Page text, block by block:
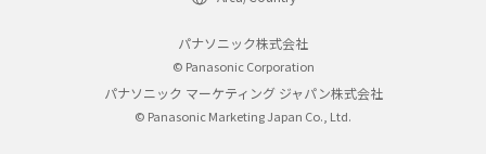
パナソニック株式会社
© Panasonic Corporation
パナソニック マーケティング ジャパン株式会社
© Panasonic Marketing Japan Co., Ltd.